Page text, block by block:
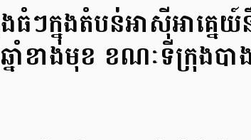
ៗក្នុងតំបន់អាស៊ីអាគ្ន
ឆ្នាំខាងមុខ ខណៈទីក្រុងប